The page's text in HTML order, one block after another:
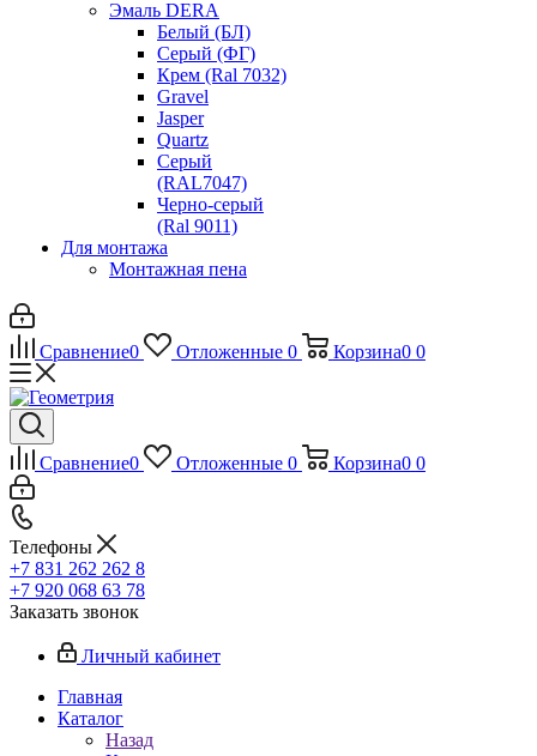
Эмаль DERA
Белый (БЛ)
Серый (ФГ)
Крем (Ral 7032)
Gravel
Jasper
Quartz
Серый
(RAL7047)
Черно-серый
(Ral 9011)
Для монтажа
Монтажная пена
Сравнение0 Отложенные 0 Корзина0 0
Сравнение0 Отложенные 0 Корзина0 0
Телефоны
+7 831 262 262 8
+7 920 068 63 78
Заказать звонок
Личный кабинет
Главная
Каталог
Назад